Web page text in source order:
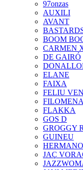
97onzas
AUXILI
AVANT
BOOM
CARMEN
DE GAIRÓ
ELANE
FAIXA
FELIU
FILOMENA
FLAKKA
GOS D
GROGGY
GUINEU
JAÇ